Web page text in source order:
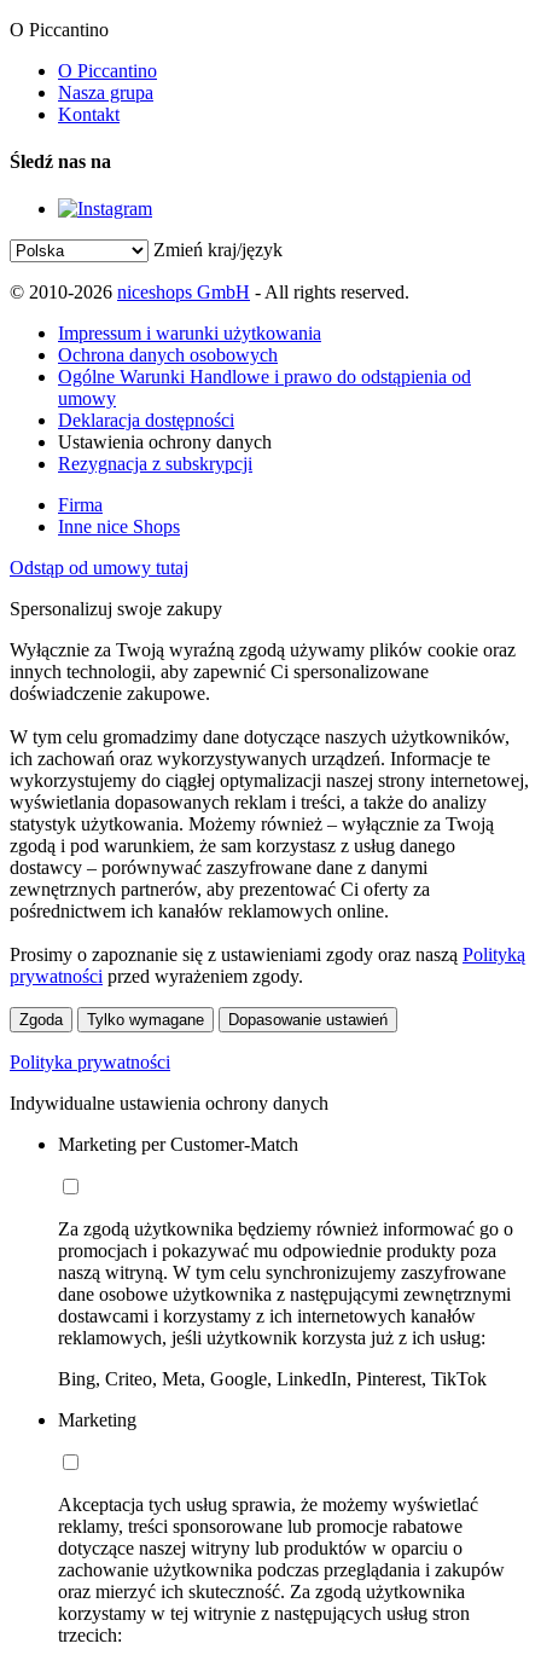
O Piccantino
O Piccantino
Nasza grupa
Kontakt
Śledź nas na
Zmień kraj/język
© 2010-2026 niceshops GmbH - All rights reserved.
Impressum i warunki użytkowania
Ochrona danych osobowych
Ogólne Warunki Handlowe i prawo do odstąpienia od
umowy
Deklaracja dostępności
Ustawienia ochrony danych
Rezygnacja z subskrypcji
Firma
Inne nice Shops
Odstąp od umowy tutaj
Spersonalizuj swoje zakupy
Wyłącznie za Twoją wyraźną zgodą używamy plików cookie oraz
innych technologii, aby zapewnić Ci spersonalizowane
doświadczenie zakupowe.
W tym celu gromadzimy dane dotyczące naszych użytkowników,
ich zachowań oraz wykorzystywanych urządzeń. Informacje te
wykorzystujemy do ciągłej optymalizacji naszej strony internetowej,
wyświetlania dopasowanych reklam i treści, a także do analizy
statystyk użytkowania. Możemy również – wyłącznie za Twoją
zgodą i pod warunkiem, że sam korzystasz z usług danego
dostawcy – porównywać zaszyfrowane dane z danymi
zewnętrznych partnerów, aby prezentować Ci oferty za
pośrednictwem ich kanałów reklamowych online.
Prosimy o zapoznanie się z ustawieniami zgody oraz naszą Polityką
prywatności przed wyrażeniem zgody.
Zgoda Tylko wymagane Dopasowanie ustawień
Polityka prywatności
Indywidualne ustawienia ochrony danych
Marketing per Customer-Match
Za zgodą użytkownika będziemy również informować go o
promocjach i pokazywać mu odpowiednie produkty poza
naszą witryną. W tym celu synchronizujemy zaszyfrowane
dane osobowe użytkownika z następującymi zewnętrznymi
dostawcami i korzystamy z ich internetowych kanałów
reklamowych, jeśli użytkownik korzysta już z ich usług:
Bing, Criteo, Meta, Google, LinkedIn, Pinterest, TikTok
Marketing
Akceptacja tych usług sprawia, że możemy wyświetlać
reklamy, treści sponsorowane lub promocje rabatowe
dotyczące naszej witryny lub produktów w oparciu o
zachowanie użytkownika podczas przeglądania i zakupów
oraz mierzyć ich skuteczność. Za zgodą użytkownika
korzystamy w tej witrynie z następujących usług stron
trzecich: